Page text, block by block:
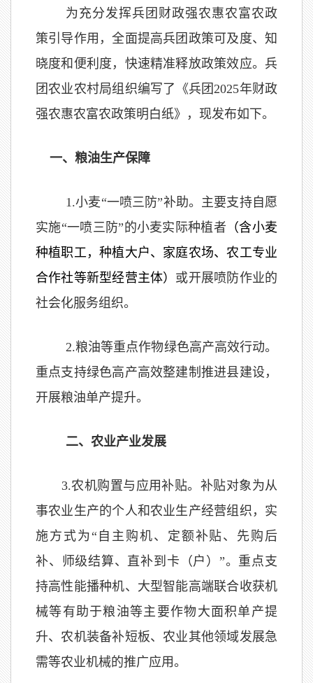
为充分发挥兵团财政强农惠农富农政
策引导作用，全面提高兵团政策可及度、知
晓度和便利度，快速精准释放政策效应。兵
团农业农村局组织编写了《兵团2025年财政
强农惠农富农政策明白纸》，现发布如下。
一、粮油生产保障
1.小麦“一喷三防”补助。主要支持自愿
实施“一喷三防”的小麦实际种植者 （含小麦
种植职工，种植大户、家庭农场、农工专业
合作社等新型经营主体） 或开展喷防作业的
社会化服务组织。
2.粮油等重点作物绿色高产高效行动。
重点支持绿色高产高效整建制推进县建设，
开展粮油单产提升。
二、农业产业发展
3.农机购置与应用补贴。补贴对象为从
事农业生产的个人和农业生产经营组织，实
施方式为“自主购机、定额补贴、先购后
补、师级结算、直补到卡（户）”。重点支
持高性能播种机、大型智能高端联合收获机
械等有助于粮油等主要作物大面积单产提
升、农机装备补短板、农业其他领域发展急
需等农业机械的推广应用。